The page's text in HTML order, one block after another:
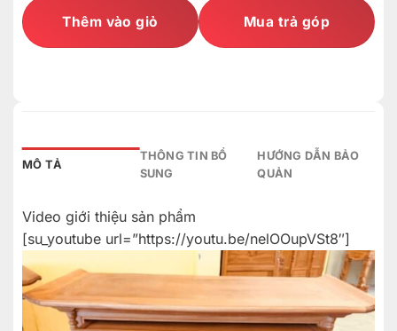
Thêm vào giỏ Mua trả góp
MÔ TẢ
THÔNG TIN BỔ
SUNG
HƯỚNG DẪN BẢO
QUẢN
Video giới thiệu sản phẩm
[su_youtube url=”https://youtu.be/nelOOupVSt8″]